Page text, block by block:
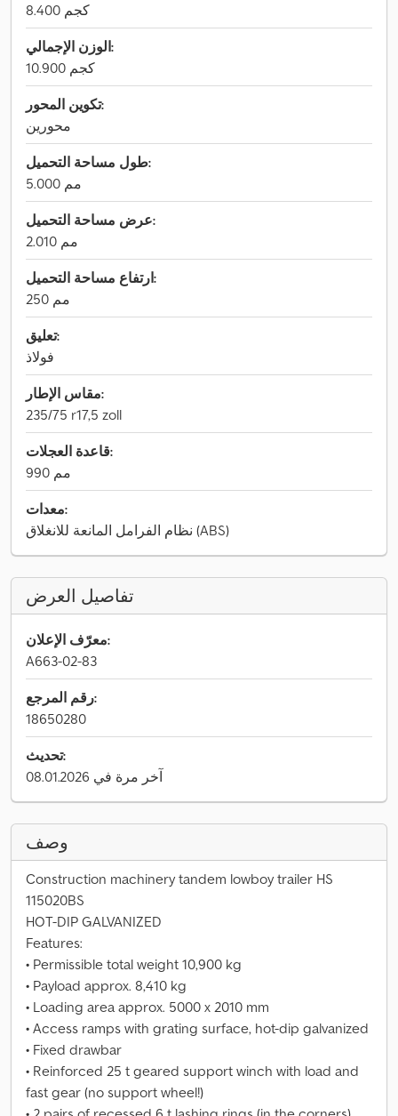
8.400 كجم
الوزن الإجمالي:
10.900 كجم
تكوين المحور:
محورين
طول مساحة التحميل:
5.000 مم
عرض مساحة التحميل:
2.010 مم
ارتفاع مساحة التحميل:
250 مم
تعليق:
فولاذ
مقاس الإطار:
235/75 r17,5 zoll
قاعدة العجلات:
990 مم
معدات:
نظام الفرامل المانعة للانغلاق (ABS)
تفاصيل العرض
معرّف الإعلان:
A663-02-83
رقم المرجع:
18650280
تحديث:
آخر مرة في 08.01.2026
وصف
Construction machinery tandem lowboy trailer HS
115020BS
HOT-DIP GALVANIZED
Features:
• Permissible total weight 10,900 kg
• Payload approx. 8,410 kg
• Loading area approx. 5000 x 2010 mm
• Access ramps with grating surface, hot-dip galvanized
• Fixed drawbar
• Reinforced 25 t geared support winch with load and
fast gear (no support wheel!)